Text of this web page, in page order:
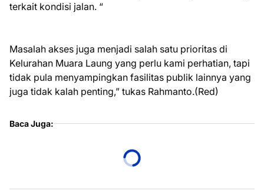
terkait kondisi jalan. “
Masalah akses juga menjadi salah satu prioritas di
Kelurahan Muara Laung yang perlu kami perhatian, tapi
tidak pula menyampingkan fasilitas publik lainnya yang
juga tidak kalah penting,” tukas Rahmanto.(Red)
Baca Juga: